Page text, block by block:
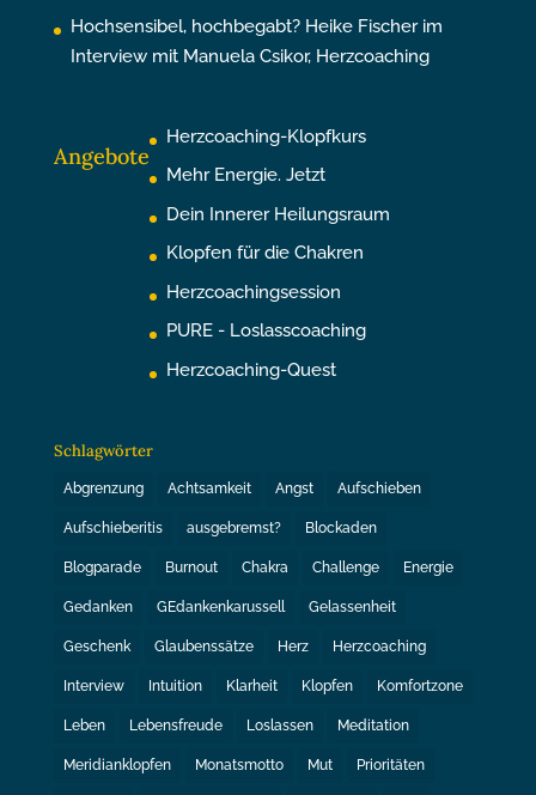
Hochsensibel, hochbegabt? Heike Fischer im
Interview mit Manuela Csikor, Herzcoaching
Angebote
Herzcoaching-Klopfkurs
Mehr Energie. Jetzt
Dein Innerer Heilungsraum
Klopfen für die Chakren
Herzcoachingsession
PURE - Loslasscoaching
Herzcoaching-Quest
Schlagwörter
Abgrenzung Achtsamkeit Angst Aufschieben
Aufschieberitis ausgebremst? Blockaden
Blogparade Burnout Chakra Challenge Energie
Gedanken GEdankenkarussell Gelassenheit
Geschenk Glaubenssätze Herz Herzcoaching
Interview Intuition Klarheit Klopfen Komfortzone
Leben Lebensfreude Loslassen Meditation
Meridianklopfen Monatsmotto Mut Prioritäten